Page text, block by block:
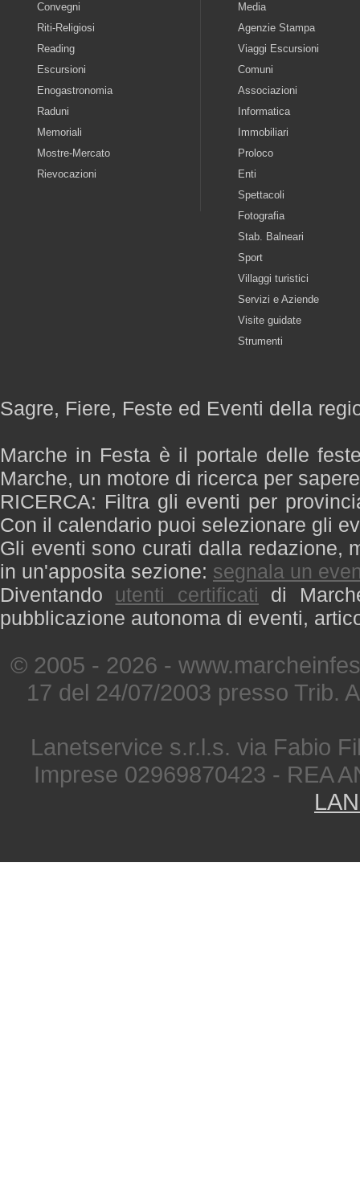
Convegni
Riti-Religiosi
Reading
Escursioni
Enogastronomia
Raduni
Memoriali
Mostre-Mercato
Rievocazioni
Media
Agenzie Stampa
Viaggi Escursioni
Comuni
Associazioni
Informatica
Immobiliari
Proloco
Enti
Spettacoli
Fotografia
Stab. Balneari
Sport
Villaggi turistici
Servizi e Aziende
Visite guidate
Strumenti
Sagre, Fiere, Feste ed Eventi della
Marche in Festa è il portale delle
Marche, un motore di ricerca per
RICERCA: Filtra gli eventi per
Con il calendario puoi selezionare gli
Gli eventi sono curati dalla redazione,
in un'apposita sezione: segnala un
Diventando utenti certificati di
pubblicazione autonoma di eventi,
© 2005 - 2026 -
17 del 24/07/2003 presso Trib.
Lanetservice s.r.l.s. via Fabio
Imprese 02969870423 - REA